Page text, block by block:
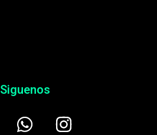
Siguenos